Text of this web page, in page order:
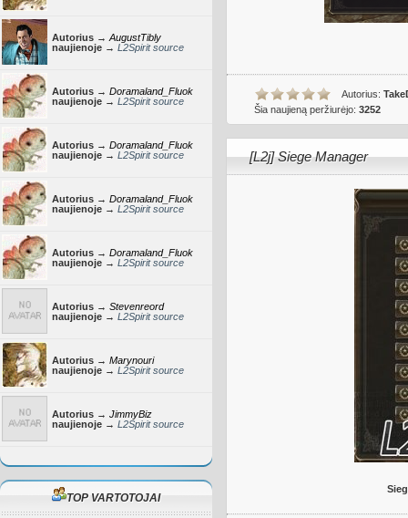
Autorius → AugustTibly
naujienoje → L2Spirit source
Autorius → Doramaland_Fluok
naujienoje → L2Spirit source
Autorius → Doramaland_Fluok
naujienoje → L2Spirit source
Autorius → Doramaland_Fluok
naujienoje → L2Spirit source
Autorius → Doramaland_Fluok
naujienoje → L2Spirit source
Autorius → Stevenreord
naujienoje → L2Spirit source
Autorius → Marynouri
naujienoje → L2Spirit source
Autorius → JimmyBiz
naujienoje → L2Spirit source
TOP VARTOTOJAI
Autorius:
Šia naujieną peržiurėjo: 3252
[L2j] Siege Manager